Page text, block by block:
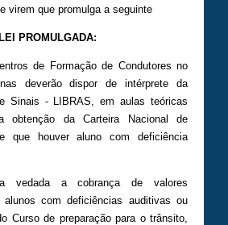
virem que promulga a seguinte
LEI PROMULGADA:
de Formação de Condutores no
deverão dispor de intérprete da
Sinais - LIBRAS, em aulas teóricas
obtenção da Carteira Nacional de
que houver aluno com deficiência
vedada a cobrança de valores
alunos com deficiências auditivas ou
Curso de preparação para o trânsito,